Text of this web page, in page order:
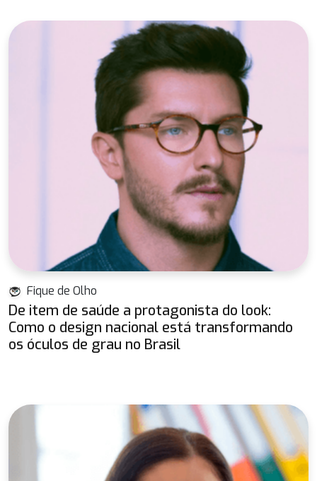
Fique de Olho
De item de saúde a protagonista do look:
Como o design nacional está transformando
os óculos de grau no Brasil